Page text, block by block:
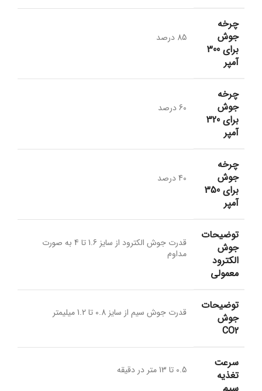
چرخه
جوش
برای 300
آمپر
85 درصد
چرخه
جوش
برای 320
آمپر
60 درصد
چرخه
جوش
برای 350
آمپر
40 درصد
توضیحات
جوش
الکترود
معمولی
قدرت جوش الکترود از سایز 1.6 تا 4 به صورت
مداوم
توضیحات
جوش
CO2
قدرت جوش سیم از سایز 0.8 تا 1.2 میلیمتر
سرعت
تغذیه
0.5 تا 13 متر در دقیقه